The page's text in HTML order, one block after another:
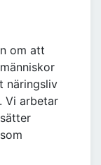
om att
näringsliv
Vi arbetar